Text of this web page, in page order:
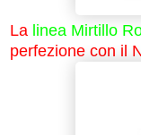
La linea Mirtillo
perfezione con il